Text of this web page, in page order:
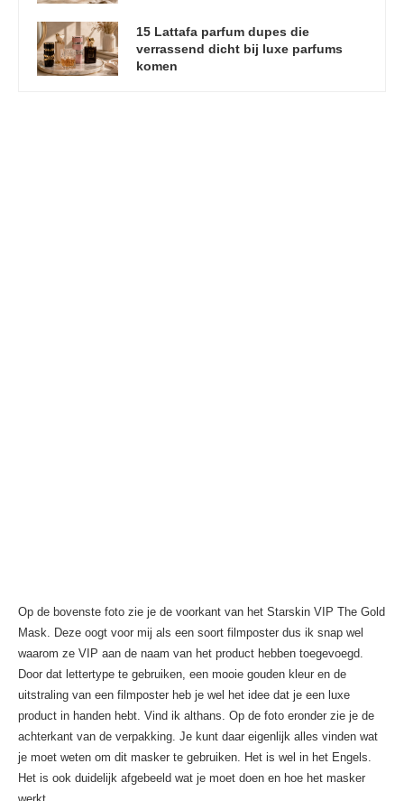
15 Lattafa parfum dupes die
verrassend dicht bij luxe parfums
komen
Op de bovenste foto zie je de voorkant van het Starskin VIP The Gold
Mask. Deze oogt voor mij als een soort filmposter dus ik snap wel
waarom ze VIP aan de naam van het product hebben toegevoegd.
Door dat lettertype te gebruiken, een mooie gouden kleur en de
uitstraling van een filmposter heb je wel het idee dat je een luxe
product in handen hebt. Vind ik althans. Op de foto eronder zie je de
achterkant van de verpakking. Je kunt daar eigenlijk alles vinden wat
je moet weten om dit masker te gebruiken. Het is wel in het Engels.
Het is ook duidelijk afgebeeld wat je moet doen en hoe het masker